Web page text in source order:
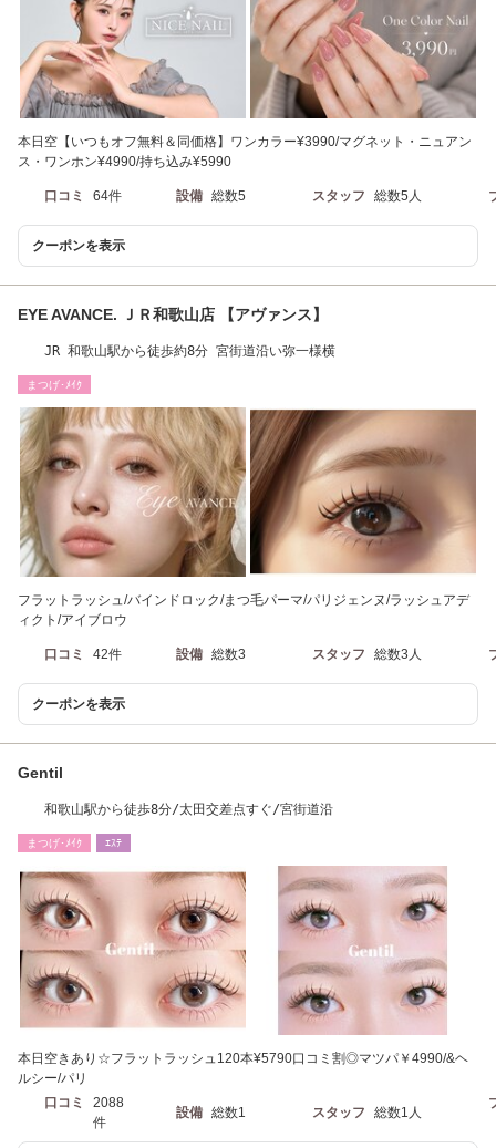
本日空【いつもオフ無料＆同価格】ワンカラー¥3990/マグネット・ニュアン
ス・ワンホン¥4990/持ち込み¥5990
口コミ 64件 設備 総数5 スタッフ 総数5人
クーポンを表示
EYE AVANCE. ＪＲ和歌山店 【アヴァンス】
JR 和歌山駅から徒歩約8分 宮街道沿い弥一様横
まつげ･ﾒｲｸ
フラットラッシュ/バインドロック/まつ毛パーマ/パリジェンヌ/ラッシュアデ
ィクト/アイブロウ
口コミ 42件 設備 総数3 スタッフ 総数3人
クーポンを表示
Gentil
和歌山駅から徒歩8分/太田交差点すぐ/宮街道沿
まつげ･ﾒｲｸ ｴｽﾃ
本日空きあり☆フラットラッシュ120本¥5790口コミ割◎マツパ￥4990/&ヘ
ルシー/パリ
口コミ
2088
件
設備 総数1 スタッフ 総数1人